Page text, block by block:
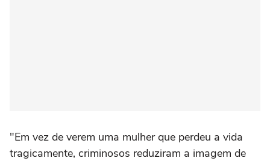
"Em vez de verem uma mulher que perdeu a vida
tragicamente, criminosos reduziram a imagem de